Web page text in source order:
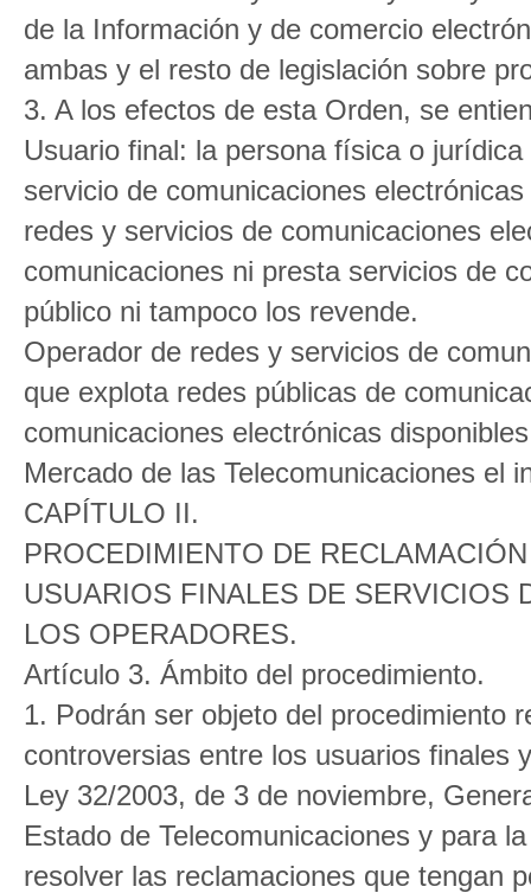
de la Información y de comercio
ambas y el resto de legislación sobre
3. A los efectos de esta Orden, se
Usuario final: la persona física o
servicio de comunicaciones
redes y servicios de comunicaciones
comunicaciones ni presta servicios de
público ni tampoco los revende.
Operador de redes y servicios de
que explota redes públicas de
comunicaciones electrónicas
Mercado de las Telecomunicaciones el
CAPÍTULO II.
PROCEDIMIENTO DE
USUARIOS FINALES DE SERVICIOS
LOS OPERADORES.
Artículo 3. Ámbito del procedimiento.
1. Podrán ser objeto del procedimiento
controversias entre los usuarios finales
Ley 32/2003, de 3 de noviembre,
Estado de Telecomunicaciones y para
resolver las reclamaciones que tengan